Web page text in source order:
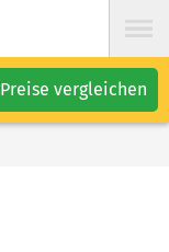
Preise vergleichen